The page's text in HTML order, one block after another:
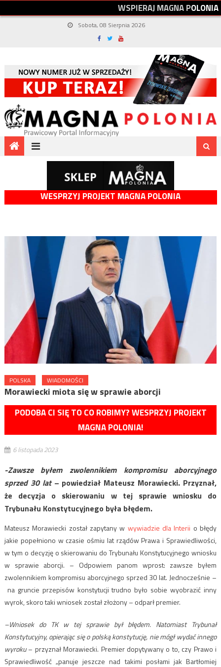
WSPIERAJMAGNAPOLONIA
Sobota, 08 Sierpnia 2026
WESPRZYJ PROJEKT MAGNA POLONIA
POLSKA WIADOMOŚCI
Morawiecki miota się w sprawie aborcji
PODOBA CI SIĘ TO CO ROBIMY? WESPRZYJ PROJEKT
MAGNA POLONIA!
6 listopada 2023
-Zawsze byłem zwolennikiem kompromisu aborcyjnego
sprzed 30 lat– powiedział Mateusz Morawiecki. Przyznał,
że decyzja o skierowaniu w tej sprawie wniosku do
Trybunału Konstytucyjnego była błędem.
Mateusz Morawiecki został zapytany w wywiadzie dla Interii o błędy
jakie popełniono w czasie ośmiu lat rządów Prawa i Sprawiedliwości,
w tym o decyzję o skierowaniu do Trybunału Konstytucyjnego wniosku
w sprawie aborcji. – Odpowiem panom wprost: zawsze byłem
zwolennikiem kompromisu aborcyjnego sprzed 30 lat. Jednocześnie –
na gruncie przepisów konstytucji trudno było sobie wyobrazić inny
wyrok, skoro taki wniosek został złożony – odparł premier.
–Wniosek do TK w tej sprawie był błędem. Natomiast Trybunał
Konstytucyjny, opierając się o polską konstytucję, nie mógł wydać innego
wyroku– przyznał Morawiecki. Premier dopytywany o to, czy Prawo i
Sprawiedliwość „panuje jeszcze nad takimi posłami jak Bartłomiej